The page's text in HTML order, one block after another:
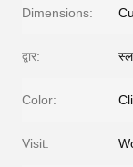
Dimensions:
द्वार:
Color:
Visit: